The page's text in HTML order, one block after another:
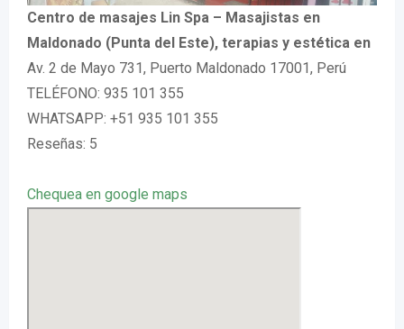
Centro de masajes Lin Spa – Masajistas en
Maldonado (Punta del Este), terapias y estética en
Av. 2 de Mayo 731, Puerto Maldonado 17001, Perú
TELÉFONO: 935 101 355
WHATSAPP: +51 935 101 355
Reseñas: 5
Chequea en google maps